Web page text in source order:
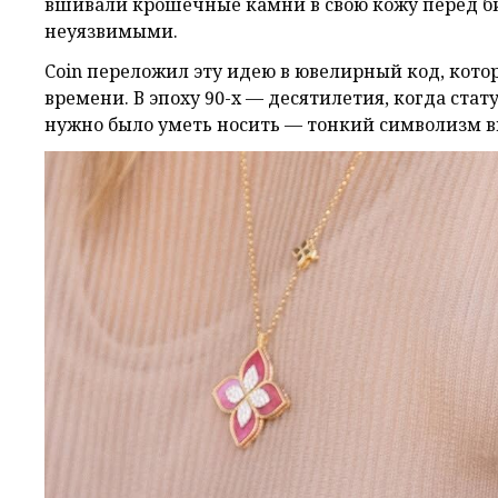
неуязвимыми.
Coin переложил эту идею в ювелирный код,
времени. В эпоху 90-х — десятилетия, когда
нужно было уметь носить — тонкий символизм